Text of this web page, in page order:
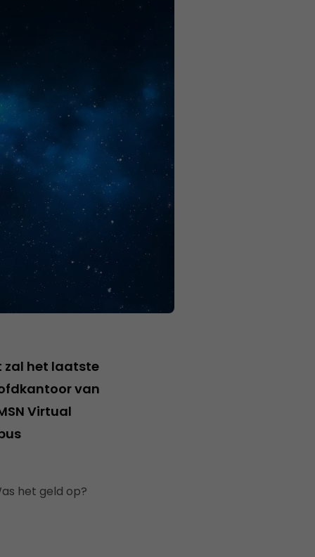
zal het laatste
van
Virtual
het geld op?